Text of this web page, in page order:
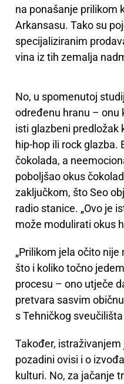
na ponašanje prilikom
Arkansasu. Tako su
specijaliziranim
vina iz tih zemalja
No, u spomenutoj
određenu hranu – onu
isti glazbeni predložak
hip-hop ili rock glazba.
čokolada, a
poboljšao okus
zaključkom, što Seo
radio stanice. „Ovo je
može modulirati okus
„Prilikom jela očito
što i koliko točno
procesu – ono utječe
pretvara sasvim
s Tehničkog
Također,
pozadini ovisi i o
kulturi. No, za jačanje